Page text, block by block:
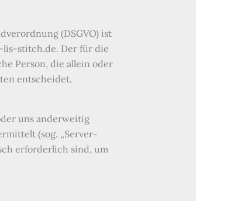
(DSGVO) ist
lis-stitch.de. Der für die
Person, die allein oder
entscheidet.
uns anderweitig
(sog. „Server-
erforderlich sind, um